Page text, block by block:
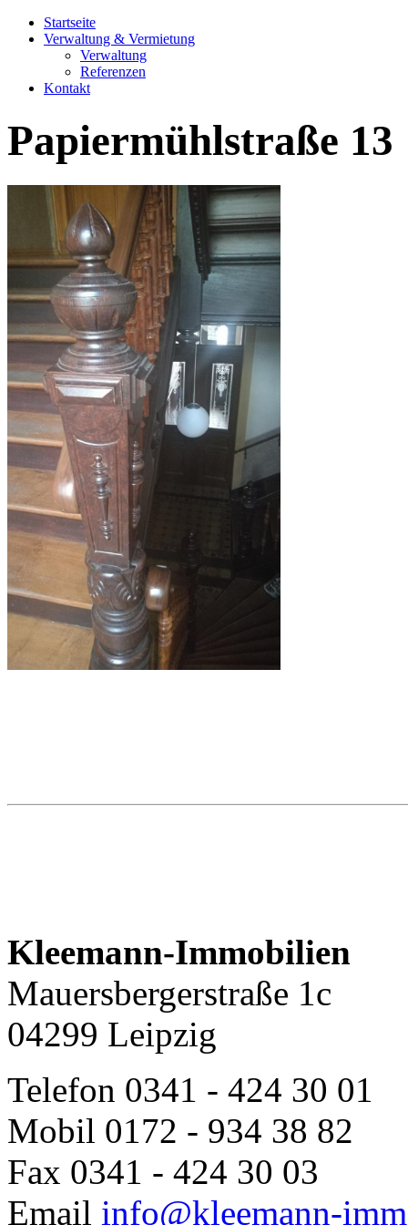
Startseite
Verwaltung & Vermietung
Verwaltung
Referenzen
Kontakt
Papiermühlstraße 13
Kleemann-Immobilien
Mauersbergerstraße 1c
04299 Leipzig
Telefon 0341 - 424 30 01
Mobil 0172 - 934 38 82
Fax 0341 - 424 30 03
Email info@kleemann-